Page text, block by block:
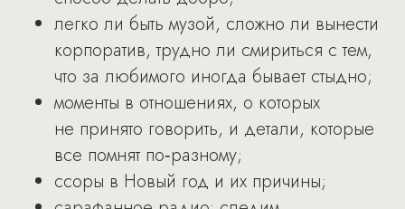
легко ли быть музой, сложно ли вынести
корпоратив, трудно ли смириться с тем,
что за любимого иногда бывает стыдно;
моменты в отношениях, о которых
не принято говорить, и детали, которые
все помнят по‑разному;
ссоры в Новый год и их причины;